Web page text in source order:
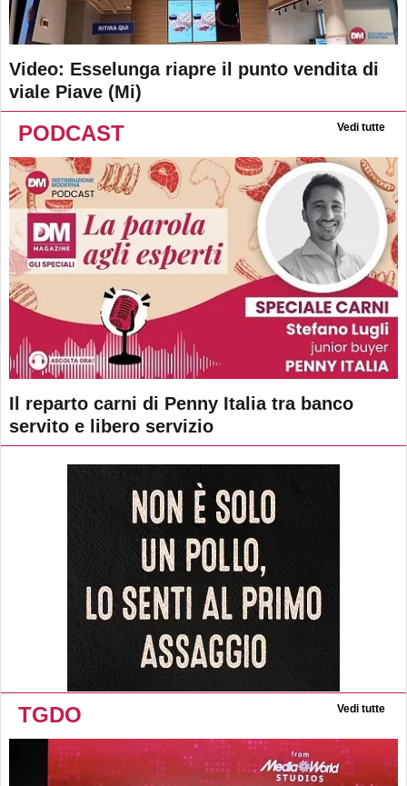
Video: Esselunga riapre il punto vendita di
viale Piave (Mi)
PODCAST Vedi tutte
Il reparto carni di Penny Italia tra banco
servito e libero servizio
TGDO Vedi tutte